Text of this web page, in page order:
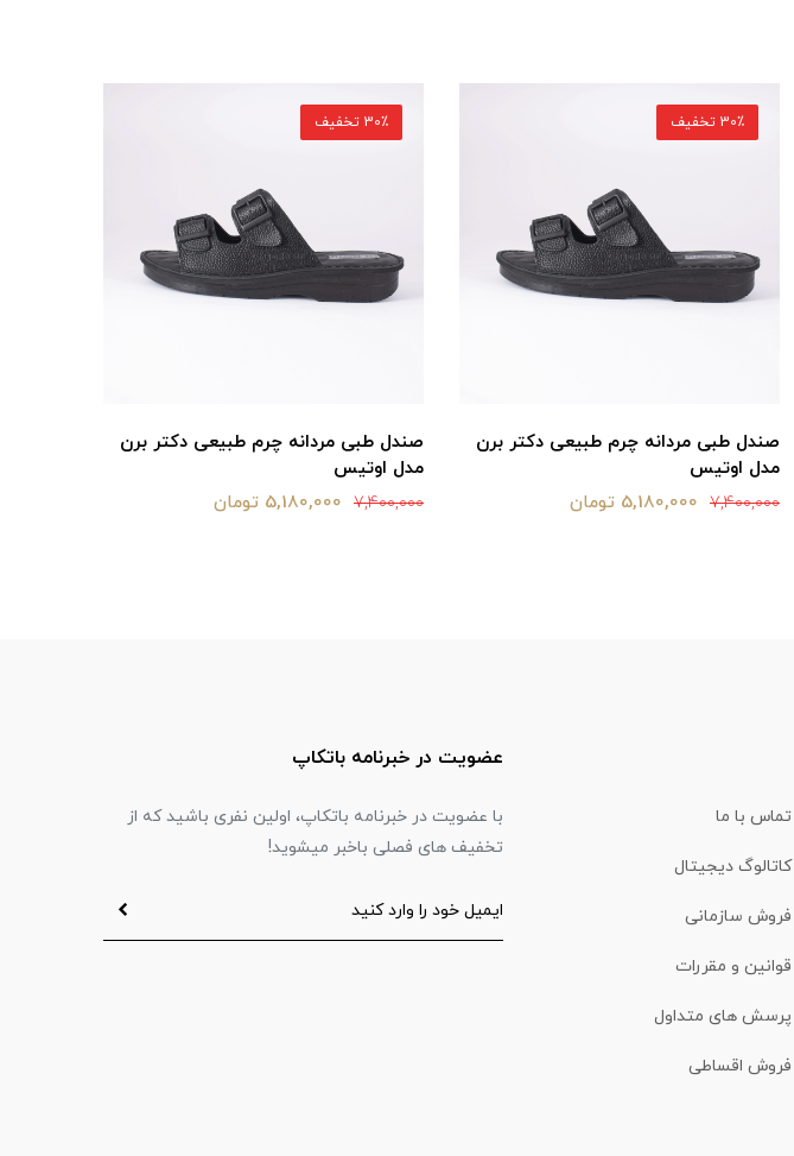
صندل طبی مردانه چرم طبیعی دکتر برن
مدل اوتیس
7,400,000 5,180,000 تومان
30٪ تخفیف
صندل طبی مردانه چرم طبیعی دکتر برن
مدل اوتیس
7,400,000 5,180,000 تومان
30٪ تخفیف
تماس با ما
کاتالوگ دیجیتال
فروش سازمانی
قوانین و مقررات
پرسش های متداول
فروش اقساطی
عضویت در خبرنامه باتکاپ
با عضویت در خبرنامه باتکاپ، اولین نفری باشید که از
تخفیف های فصلی باخبر میشوید!